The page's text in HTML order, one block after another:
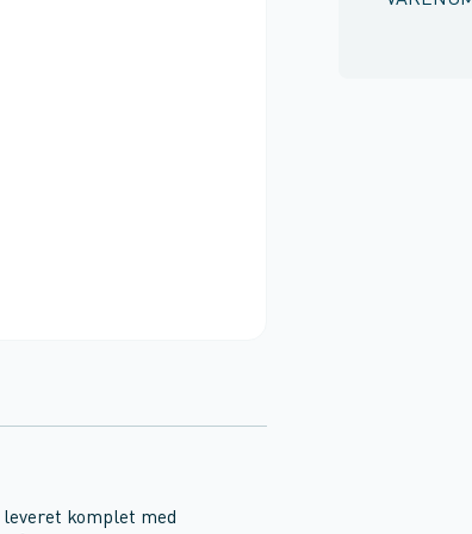
leveret komplet med